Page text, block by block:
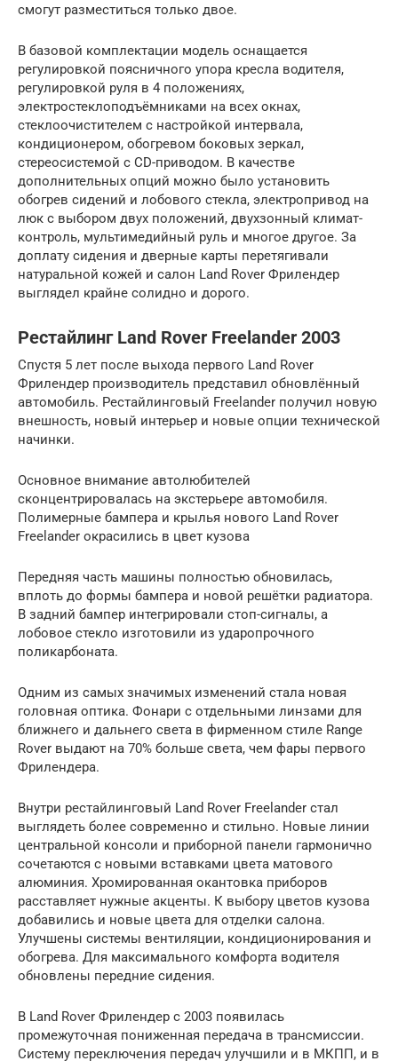
смогут разместиться только двое.
В базовой комплектации модель оснащается
регулировкой поясничного упора кресла водителя,
регулировкой руля в 4 положениях,
электростеклоподъёмниками на всех окнах,
стеклоочистителем с настройкой интервала,
кондиционером, обогревом боковых зеркал,
стереосистемой с CD-приводом. В качестве
дополнительных опций можно было установить
обогрев сидений и лобового стекла, электропривод на
люк с выбором двух положений, двухзонный климат-
контроль, мультимедийный руль и многое другое. За
доплату сидения и дверные карты перетягивали
натуральной кожей и салон Land Rover Фрилендер
выглядел крайне солидно и дорого.
Рестайлинг Land Rover Freelander 2003
Спустя 5 лет после выхода первого Land Rover
Фрилендер производитель представил обновлённый
автомобиль. Рестайлинговый Freelander получил новую
внешность, новый интерьер и новые опции технической
начинки.
Основное внимание автолюбителей
сконцентрировалась на экстерьере автомобиля.
Полимерные бампера и крылья нового Land Rover
Freelander окрасились в цвет кузова
Передняя часть машины полностью обновилась,
вплоть до формы бампера и новой решётки радиатора.
В задний бампер интегрировали стоп-сигналы, а
лобовое стекло изготовили из ударопрочного
поликарбоната.
Одним из самых значимых изменений стала новая
головная оптика. Фонари с отдельными линзами для
ближнего и дальнего света в фирменном стиле Range
Rover выдают на 70% больше света, чем фары первого
Фрилендера.
Внутри рестайлинговый Land Rover Freelander стал
выглядеть более современно и стильно. Новые линии
центральной консоли и приборной панели гармонично
сочетаются с новыми вставками цвета матового
алюминия. Хромированная окантовка приборов
расставляет нужные акценты. К выбору цветов кузова
добавились и новые цвета для отделки салона.
Улучшены системы вентиляции, кондиционирования и
обогрева. Для максимального комфорта водителя
обновлены передние сидения.
В Land Rover Фрилендер с 2003 появилась
промежуточная пониженная передача в трансмиссии.
Систему переключения передач улучшили и в МКПП, и в